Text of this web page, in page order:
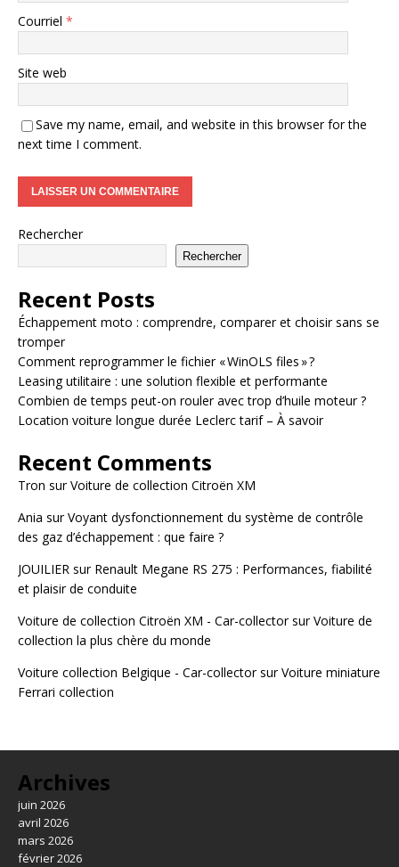
Courriel *
Site web
Save my name, email, and website in this browser for the
next time I comment.
Rechercher
Rechercher
Recent Posts
Échappement moto : comprendre, comparer et choisir sans se
tromper
Comment reprogrammer le fichier « WinOLS files » ?
Leasing utilitaire : une solution flexible et performante
Combien de temps peut-on rouler avec trop d’huile moteur ?
Location voiture longue durée Leclerc tarif – À savoir
Recent Comments
Tron surVoiture de collection Citroën XM
Ania surVoyant dysfonctionnement du système de contrôle
des gaz d’échappement : que faire ?
JOUILIER sur Renault Megane RS 275 : Performances, fiabilité
et plaisir de conduite
Voiture de collection Citroën XM - Car-collectorsurVoiture de
collection la plus chère du monde
Voiture collection Belgique - Car-collectorsurVoiture miniature
Ferrari collection
Archives
juin 2026
avril 2026
mars 2026
février 2026